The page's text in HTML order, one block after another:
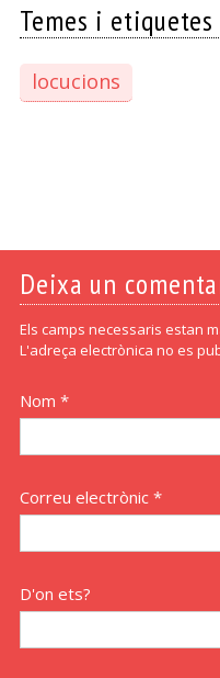
Temes i etiquetes
locucions
Deixa un
Els camps necessaris estan
L'adreça electrònica no es
Nom *
Correu electrònic *
D'on ets?